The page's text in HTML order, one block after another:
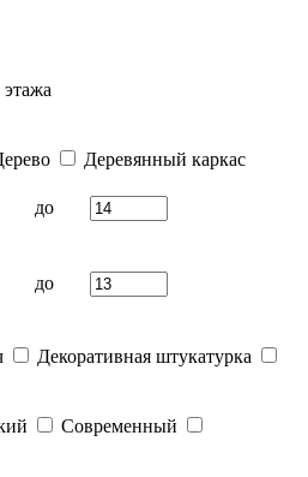
этажа
Деревянный каркас
до
до
Декоративная штукатурка
Современный